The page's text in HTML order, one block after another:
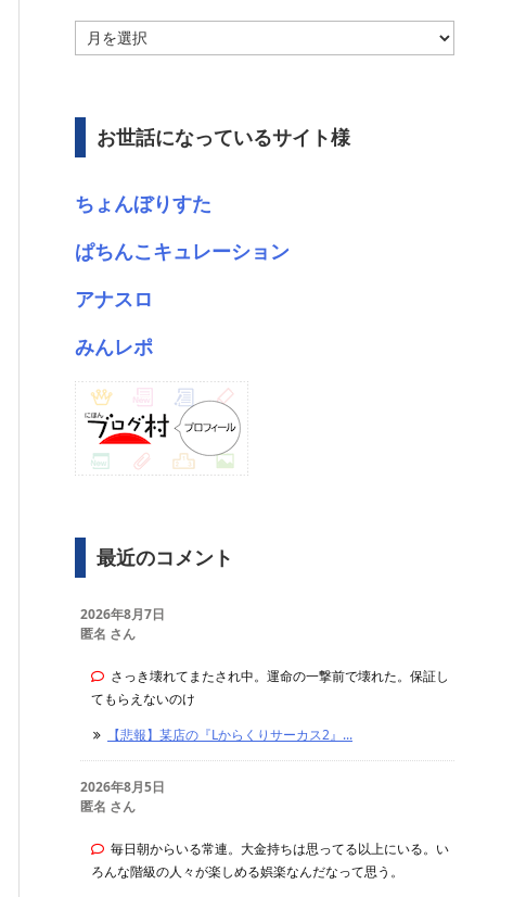
ー
ブ
お世話になっているサイト様
ちょんぼりすた
ぱちんこキュレーション
アナスロ
みんレポ
最近のコメント
2026年8月7日
匿名 さん
さっき壊れてまたされ中。運命の一撃前で壊れた。保証し
てもらえないのけ
【悲報】某店の『Lからくりサーカス2』...
2026年8月5日
匿名 さん
毎日朝からいる常連。大金持ちは思ってる以上にいる。い
ろんな階級の人々が楽しめる娯楽なんだなって思う。